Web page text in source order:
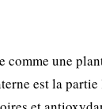
comme une
est la partie